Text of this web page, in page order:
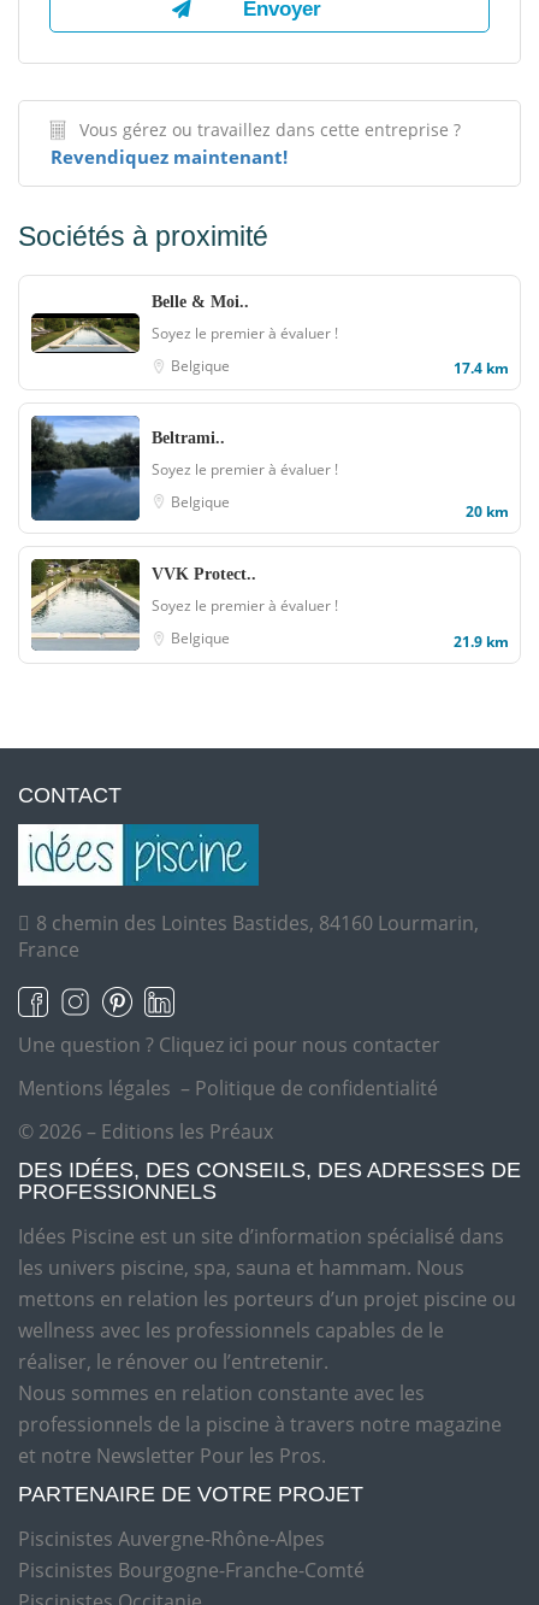
Vous gérez ou travaillez dans cette entreprise ?
Revendiquez maintenant!
Sociétés à proximité
Belle & Moi..
Soyez le premier à évaluer !
Belgique
17.4 km
Beltrami..
Soyez le premier à évaluer !
Belgique
20 km
VVK Protect..
Soyez le premier à évaluer !
Belgique
21.9 km
CONTACT
8 chemin des Lointes Bastides, 84160 Lourmarin,
France
Une question ? Cliquez ici pour nous contacter
Mentions légales – Politique de confidentialité
© 2026 – Editions les Préaux
DES IDÉES, DES CONSEILS, DES ADRESSES DE
PROFESSIONNELS
Idées Piscine est un site d’information spécialisé dans
les univers piscine, spa, sauna et hammam. Nous
mettons en relation les porteurs d’un projet piscine ou
wellness avec les professionnels capables de le
réaliser, le rénover ou l’entretenir.
Nous sommes en relation constante avec les
professionnels de la piscine à travers notre magazine
et notre Newsletter Pour les Pros.
PARTENAIRE DE VOTRE PROJET
Piscinistes Auvergne-Rhône-Alpes
Piscinistes Bourgogne-Franche-Comté